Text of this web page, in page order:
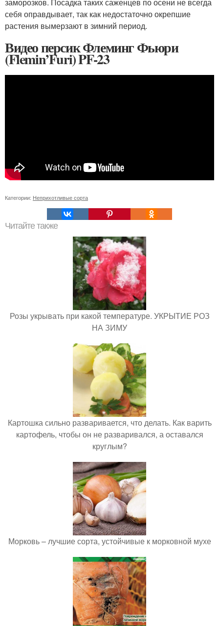
заморозков. Посадка таких саженцев по осени не всегда
себя оправдывает, так как недостаточно окрепшие
растения вымерзают в зимний период.
Видео персик Флеминг Фьюри
(Flemin’Furi) PF-23
Категории: Неприхотливые сорта
Читайте также
Розы укрывать при какой температуре. УКРЫТИЕ РОЗ
НА ЗИМУ
Картошка сильно разваривается, что делать. Как варить
картофель, чтобы он не разваривался, а оставался
круглым?
Морковь – лучшие сорта, устойчивые к морковной мухе